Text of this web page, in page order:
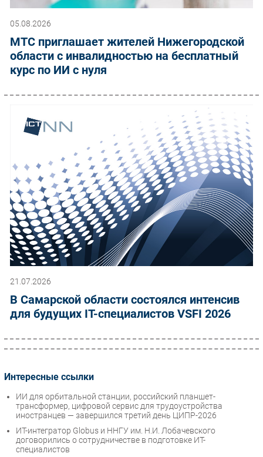
05.08.2026
МТС приглашает жителей Нижегородской
области с инвалидностью на бесплатный
курс по ИИ с нуля
21.07.2026
В Самарской области состоялся интенсив
для будущих IT-специалистов VSFI 2026
Интересные ссылки
ИИ для орбитальной станции, российский планшет-
трансформер, цифровой сервис для трудоустройства
иностранцев — завершился третий день ЦИПР-2026
ИТ-интегратор Globus и ННГУ им. Н.И. Лобачевского
договорились о сотрудничестве в подготовке ИТ-
специалистов